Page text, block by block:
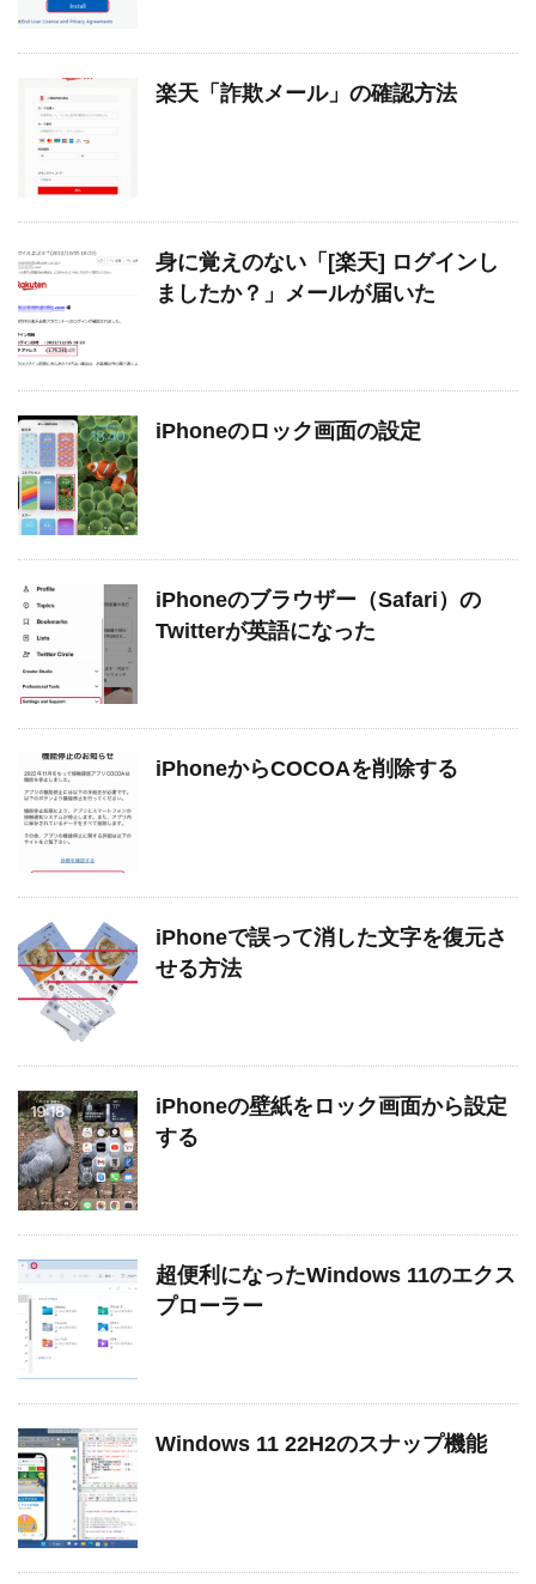
楽天「詐欺メール」の確認方法
身に覚えのない「[楽天] ログインし
ましたか？」メールが届いた
iPhoneのロック画面の設定
iPhoneのブラウザー（Safari）の
Twitterが英語になった
iPhoneからCOCOAを削除する
iPhoneで誤って消した文字を復元さ
せる方法
iPhoneの壁紙をロック画面から設定
する
超便利になったWindows 11のエクス
プローラー
Windows 11 22H2のスナップ機能